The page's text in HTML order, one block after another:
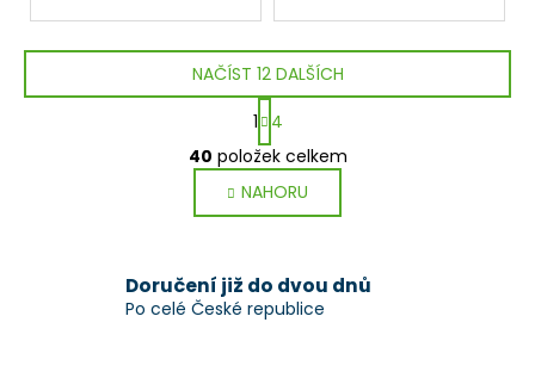
O
v
l
á
a
c
í
NAČÍST 12 DALŠÍCH
S
t
r
á
n
k
á
n
1
4
40 položek celkem
NAHORU
Doručení již do dvou dnů
Po celé České republice